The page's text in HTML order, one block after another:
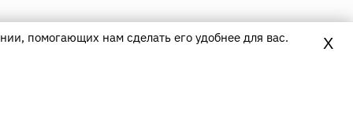
помогающих нам сделать его удобнее для вас.
X